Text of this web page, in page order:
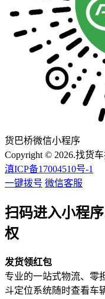
货巴桥微信小程序
Copyright © 2026.找货
滇ICP备17004510号-1
一键拨号 微信客服
扫码进入小程
权
发货领红包
专业的一站式物流、零
斗定位系统随时查看车